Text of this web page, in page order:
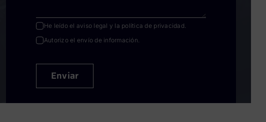
He leído el aviso legal y la política de privacidad.
Autorizo el envío de información.
Enviar